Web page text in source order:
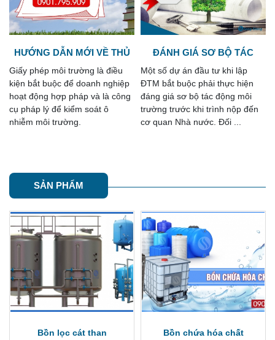
ĐÁNH GIÁ SƠ BỘ TÁC
ĐỘNG MÔI TRƯỜNG
Một số dự án đầu tư khi lập
ĐTM bắt buộc phải thực hiện
đáng giá sơ bộ tác động môi
trường trước khi trình nộp đến
cơ quan Nhà nước. Đối ...
NỘI DUNG GIẤY PHÉP MÔI
TRƯỜNG
Giấy phép môi trường là thủ tục
hồ sơ mới được Nhà nước quy
định thông qua nhiều văn bản
luật mới ban hành và áp dụng
kể từ năm 2022.
SẢN PHẨM
Bồn chứa hóa chất Tháp oxy hóa